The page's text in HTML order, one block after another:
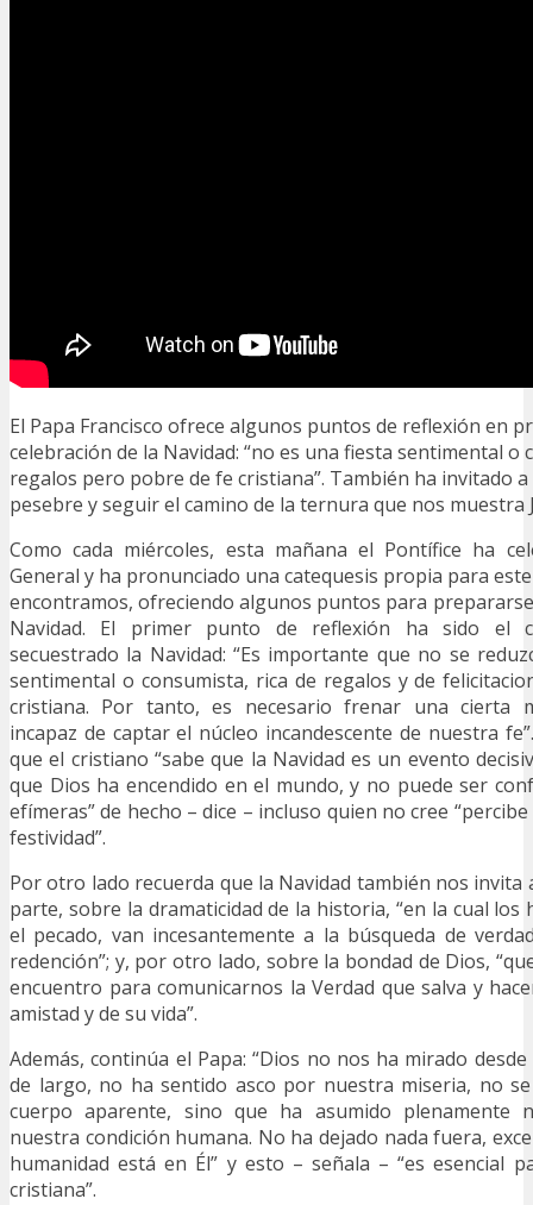
El Papa Francisco ofrece algunos puntos de reflexión en
celebración de la Navidad: “no es una fiesta sentimental o
regalos pero pobre de fe cristiana”. También ha invitado
pesebre y seguir el camino de la ternura que nos muestra
Como cada miércoles, esta mañana el Pontífice ha
General y ha pronunciado una catequesis propia para
encontramos, ofreciendo algunos puntos para
Navidad. El primer punto de reflexión ha sido el
secuestrado la Navidad: “Es importante que no se
sentimental o consumista, rica de regalos y de
cristiana. Por tanto, es necesario frenar una cierta
incapaz de captar el núcleo incandescente de nuestra
que el cristiano “sabe que la Navidad es un evento
que Dios ha encendido en el mundo, y no puede ser
efímeras” de hecho – dice – incluso quien no cree
festividad”.
Por otro lado recuerda que la Navidad también nos
parte, sobre la dramaticidad de la historia, “en la cual
el pecado, van incesantemente a la búsqueda de
redención”; y, por otro lado, sobre la bondad de Dios,
encuentro para comunicarnos la Verdad que salva y
amistad y de su vida”.
Además, continúa el Papa: “Dios no nos ha mirado
de largo, no ha sentido asco por nuestra miseria, no
cuerpo aparente, sino que ha asumido plenamente
nuestra condición humana. No ha dejado nada fuera,
humanidad está en Él” y esto – señala – “es esencial
cristiana”.